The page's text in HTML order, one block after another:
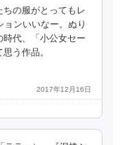
の服がとってもレ
ョンいいなー。ぬり
時代、「小公女セー
う作品。
2017年12月16日